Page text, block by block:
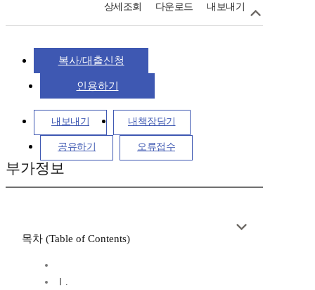
상세조회 다운로드 내보내기
복사/대출신청
인용하기
내보내기 내책장담기
공유하기 오류접수
부가정보
목차 (Table of Contents)
Ⅰ.